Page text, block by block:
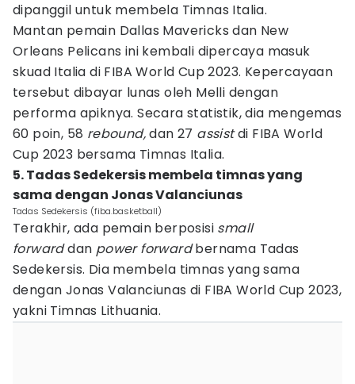
dipanggil untuk membela Timnas Italia.
Mantan pemain Dallas Mavericks dan New
Orleans Pelicans ini kembali dipercaya masuk
skuad Italia di FIBA World Cup 2023. Kepercayaan
tersebut dibayar lunas oleh Melli dengan
performa apiknya. Secara statistik, dia mengemas
60 poin, 58 rebound,dan 27 assistdi FIBA World
Cup 2023 bersama Timnas Italia.
5. Tadas Sedekersis membela timnas yang
sama dengan Jonas Valanciunas
Tadas Sedekersis (fiba.basketball)
Terakhir, ada pemain berposisi small
forwarddan power forwardbernama Tadas
Sedekersis. Dia membela timnas yang sama
dengan Jonas Valanciunas di FIBA World Cup 2023,
yakni Timnas Lithuania.